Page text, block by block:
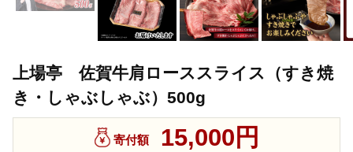
上場亭 佐賀牛肩ローススライス（すき焼
き・しゃぶしゃぶ）500g
寄付額 15,000円